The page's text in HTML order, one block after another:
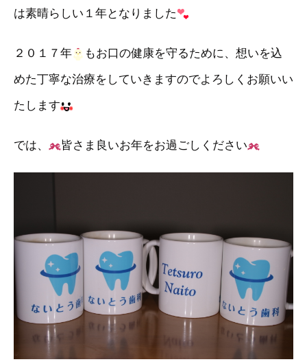
は素晴らしい１年となりました
２０１７年
もお口の健康を守るために、想いを込
めた丁寧な治療をしていきますのでよろしくお願いい
たします
では、 皆さま良いお年をお過ごしください